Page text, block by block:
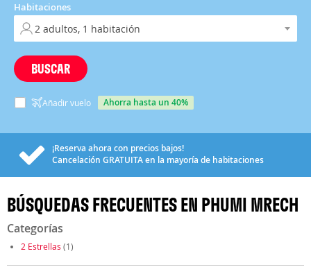
Habitaciones
BUSCAR
Añadir vuelo ahorra hasta un 40%
¡Reserva ahora con precios bajos!
Cancelación GRATUITAen la mayoría de habitaciones
BÚSQUEDAS FRECUENTES EN PHUMI MRECH
Categorías
2 Estrellas (1)